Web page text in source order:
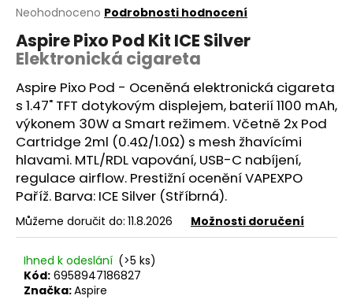
Průměrné
produktu
je
z
5
hvězdiček.
Neohodnoceno Podrobnosti hodnocení
Aspire Pixo Pod Kit ICE Silver
Elektronická cigareta
Aspire Pixo Pod - Oceněná elektronická cigareta
s 1.47" TFT dotykovým displejem, baterií 1100 mAh,
výkonem 30W a Smart režimem. Včetně 2x Pod
Cartridge 2ml (0.4Ω/1.0Ω) s mesh žhavícími
hlavami. MTL/RDL vapování, USB-C nabíjení,
regulace airflow. Prestižní ocenění VAPEXPO
Paříž. Barva: ICE Silver (Stříbrná).
Můžeme doručit do: 11.8.2026 Možnosti doručení
Ihned k odeslání (>5 ks)
Kód: 6958947186827
Značka:Aspire
a
j
í
t
?
HLEDAT
D
o
p